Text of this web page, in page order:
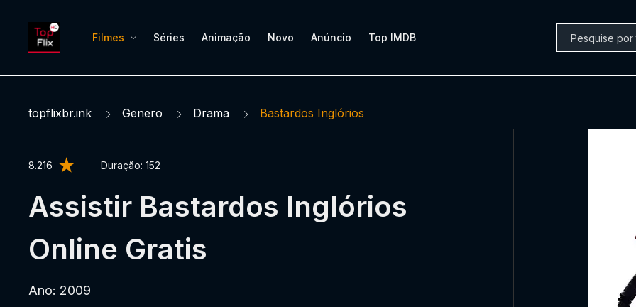
Filmes Séries Animação Novo Anúncio Top IMDB
topflixbr.ink Genero Drama Bastardos Inglórios
8.216 Duração: 152
Assistir Bastardos Inglórios
Online Gratis
Ano: 2009